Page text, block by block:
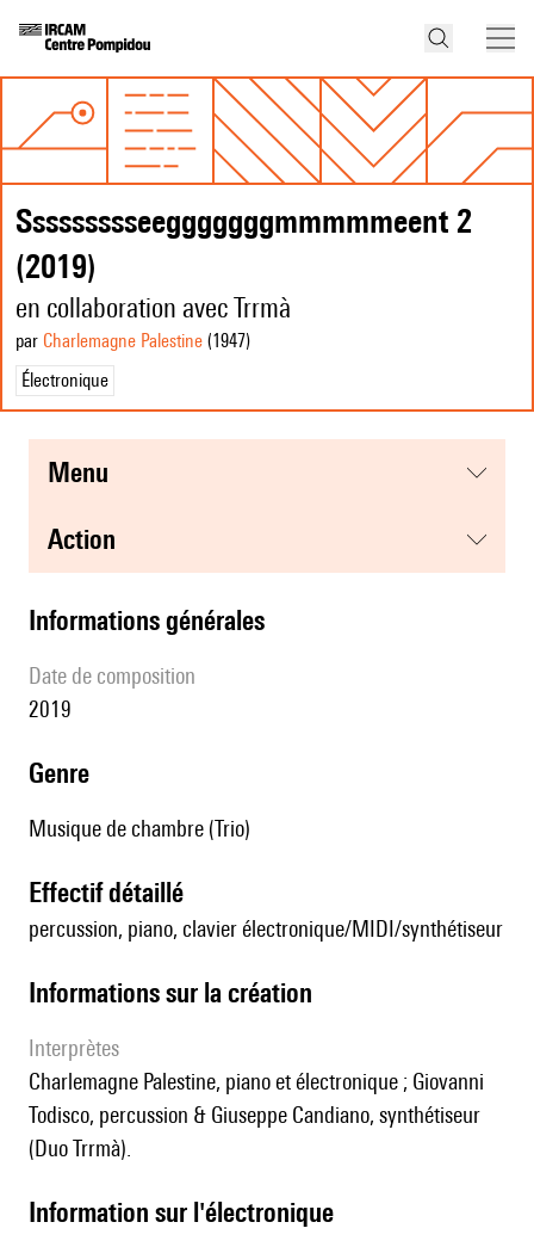
Ssssssssseegggggggmmmmmeent 2
(2019)
en collaboration avec Trrmà
par Charlemagne Palestine (1947)
Électronique
menu
action
informations générales
date de composition
2019
genre
Musique de chambre (Trio)
effectif détaillé
percussion, piano, clavier électronique/MIDI/synthétiseur
informations sur la création
interprètes
Charlemagne Palestine, piano et électronique ; Giovanni
Todisco, percussion & Giuseppe Candiano, synthétiseur
(Duo Trrmà).
Information sur l'électronique